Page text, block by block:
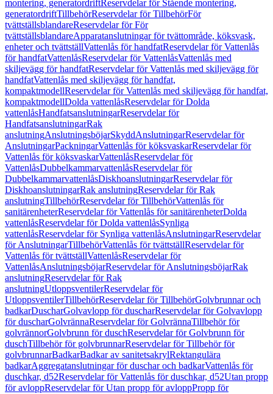
montering, generatordriftReservdelar för Stående montering,
generatordriftTillbehörReservdelar för TillbehörFör
tvättställsblandareReservdelar för För
tvättställsblandareApparatanslutningar för tvättområde, köksvask,
enheter och tvättställVattenlås för handfatReservdelar för Vattenlås
för handfatVattenlåsReservdelar för VattenlåsVattenlås med
skiljevägg för handfatReservdelar för Vattenlås med skiljevägg för
handfatVattenlås med skiljevägg för handfat,
kompaktmodellReservdelar för Vattenlås med skiljevägg för handfat,
kompaktmodellDolda vattenlåsReservdelar för Dolda
vattenlåsHandfatsanslutningarReservdelar för
HandfatsanslutningarRak
anslutningAnslutningsböjarSkyddAnslutningarReservdelar för
AnslutningarPackningarVattenlås för köksvaskarReservdelar för
Vattenlås för köksvaskarVattenlåsReservdelar för
VattenlåsDubbelkammarvattenlåsReservdelar för
DubbelkammarvattenlåsDiskhoanslutningarReservdelar för
DiskhoanslutningarRak anslutningReservdelar för Rak
anslutningTillbehörReservdelar för TillbehörVattenlås för
sanitärenheterReservdelar för Vattenlås för sanitärenheterDolda
vattenlåsReservdelar för Dolda vattenlåsSynliga
vattenlåsReservdelar för Synliga vattenlåsAnslutningarReservdelar
för AnslutningarTillbehörVattenlås för tvättställReservdelar för
Vattenlås för tvättställVattenlåsReservdelar för
VattenlåsAnslutningsböjarReservdelar för AnslutningsböjarRak
anslutningReservdelar för Rak
anslutningUtloppsventilerReservdelar för
UtloppsventilerTillbehörReservdelar för TillbehörGolvbrunnar och
badkarDuscharGolvavlopp för duscharReservdelar för Golvavlopp
för duscharGolvrännaReservdelar för GolvrännaTillbehör för
golvrännorGolvbrunn för duschReservdelar för Golvbrunn för
duschTillbehör för golvbrunnarReservdelar för Tillbehör för
golvbrunnarBadkarBadkar av sanitetsakrylRektangulära
badkarAggregatanslutningar för duschar och badkarVattenlås för
duschkar, d52Reservdelar för Vattenlås för duschkar, d52Utan propp
för avloppReservdelar för Utan propp för avloppPropp för